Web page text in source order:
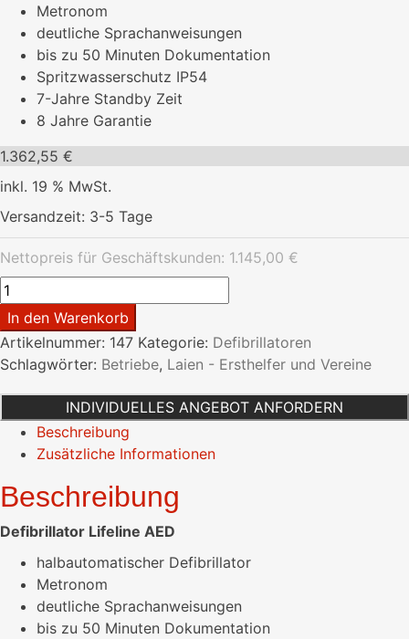
Metronom
deutliche Sprachanweisungen
bis zu 50 Minuten Dokumentation
Spritzwasserschutz IP54
7-Jahre Standby Zeit
8 Jahre Garantie
1.362,55 €
inkl. 19 % MwSt.
Versandzeit: 3-5 Tage
Nettopreis für Geschäftskunden: 1.145,00 €
Defibrillator
Lifeline
AED
Menge
In den Warenkorb
Artikelnummer: 147 Kategorie: Defibrillatoren
Schlagwörter: Betriebe, Laien - Ersthelfer und Vereine
INDIVIDUELLES ANGEBOT ANFORDERN
Beschreibung
Zusätzliche Informationen
Beschreibung
Defibrillator Lifeline AED
halbautomatischer Defibrillator
Metronom
deutliche Sprachanweisungen
bis zu 50 Minuten Dokumentation